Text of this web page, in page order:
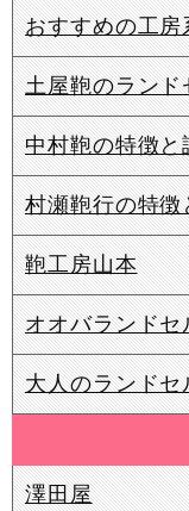
おすすめの工
土屋鞄のラン
中村鞄の特徴と
村瀬鞄行の特徴
鞄工房山本
オオバランドセ
大人のランドセ
澤田屋